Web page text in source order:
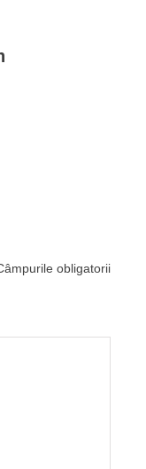
obligatorii